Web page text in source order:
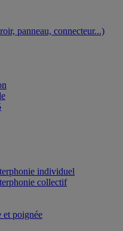
panneau, connecteur...)
individuel
collectif
et poignée